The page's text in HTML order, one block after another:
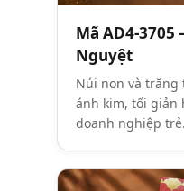
Mã AD4-
Nguyệt
Núi non và trăng
ánh kim, tối
doanh nghiệp trẻ.